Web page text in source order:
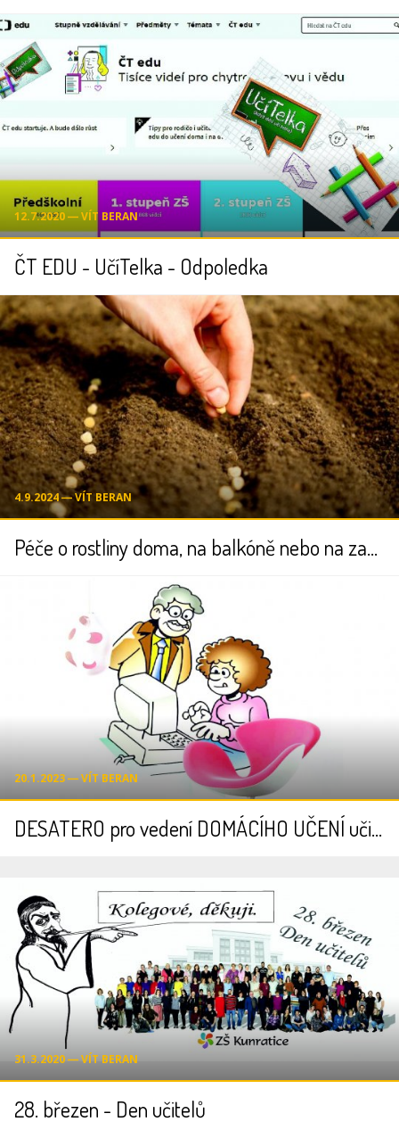
12.7.2020 ― VÍT BERAN
ČT EDU - UčíTelka - Odpoledka
4.9.2024 ― VÍT BERAN
Péče o rostliny doma, na balkóně nebo na zahradě
20.1.2023 ― VÍT BERAN
DESATERO pro vedení DOMÁCÍHO UČENÍ učiteli
31.3.2020 ― VÍT BERAN
28. březen - Den učitelů